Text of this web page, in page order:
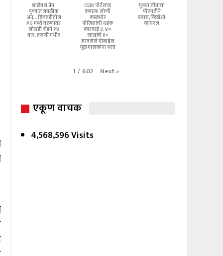
शाळेतलं प्रेम,
पुण्यात जवळीक
अन्...हिंजवडीतील
PG मध्ये तरुणावर
लोखंडी रॉडने १४
वार; तरुणी गंभीर
CEIR पोर्टलचा
कमाल! लोणी
काळभोर
पोलिसांची धडक
कारवाई ३.४०
लाखांचे १०
हरवलेले मोबाईल
मूळ मालकांना परत
मुक्या जीवाचा
पीएमटीने
प्रवास,व्हिडीओ
व्हायरल
1 / 602 Next»
एकूण वाचक
4,568,596 Visits